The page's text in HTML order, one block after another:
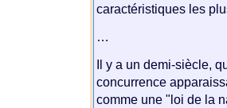
caractéristiques les
…
Il y a un demi-siècle,
concurrence
comme une "loi de la